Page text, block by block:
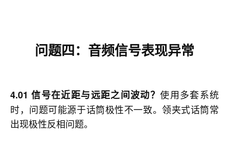
问题四： 音频信号表现异常
4.01 信号在近距与远距之间波动？使用多套系统
时，问题可能源于话筒极性不一致。领夹式话筒常
出现极性反相问题。